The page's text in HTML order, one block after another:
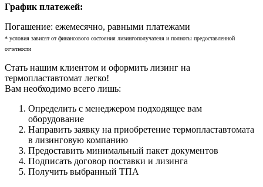
График платежей:
Погашение: ежемесячно, равными платежами
* условия зависят от финансового состояния лизингополучателя и полноты предоставленной
отчетности
Стать нашим клиентом и оформить лизинг на
термопластавтомат легко!
Вам необходимо всего лишь:
Определить с менеджером подходящее вам
оборудование
Направить заявку на приобретение термопластавтомата
в лизинговую компанию
Предоставить минимальный пакет документов
Подписать договор поставки и лизинга
Получить выбранный ТПА